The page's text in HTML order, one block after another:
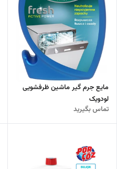
مایع جرم گیر ماشین ظرفشویی
لودویک
تماس بگیرید